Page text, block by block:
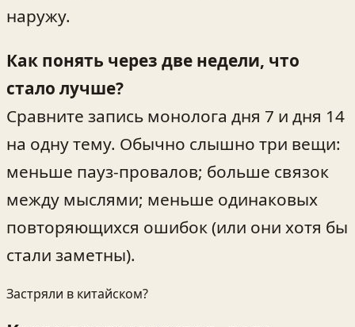
наружу.
Как понять через две недели, что
стало лучше?
Сравните запись монолога дня 7 и дня 14
на одну тему. Обычно слышно три вещи:
меньше пауз-провалов; больше связок
между мыслями; меньше одинаковых
повторяющихся ошибок (или они хотя бы
стали заметны).
Застряли в китайском?